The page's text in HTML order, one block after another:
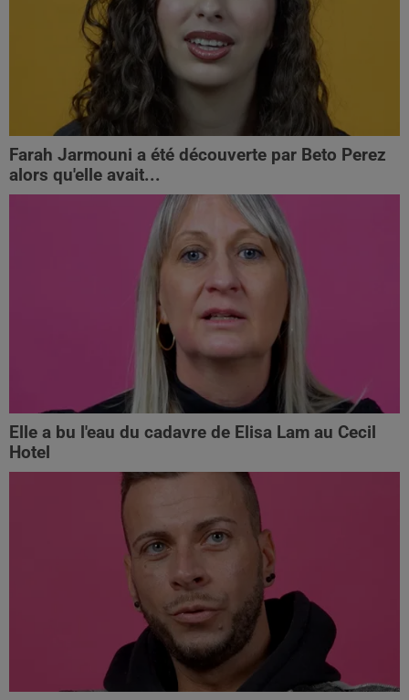
Farah Jarmouni a été découverte par Beto Perez
alors qu'elle avait...
Elle a bu l'eau du cadavre de Elisa Lam au Cecil
Hotel